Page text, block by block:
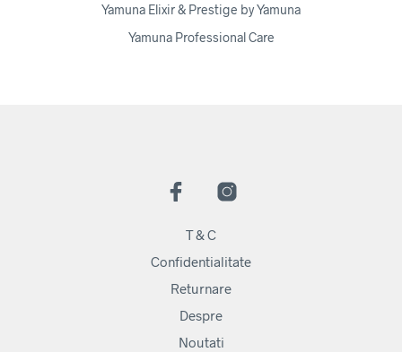
Yamuna Elixir & Prestige by Yamuna
Yamuna Professional Care
T & C
Confidentialitate
Returnare
Despre
Noutati